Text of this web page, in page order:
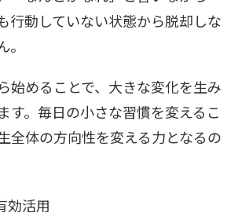
行動していない状態から脱却しな
始めることで、大きな変化を生み
す。毎日の小さな習慣を変えるこ
全体の方向性を変える力となるの
効活用